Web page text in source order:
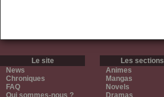
Le site
News
Chroniques
FAQ
Qui sommes-nous ?
Les sections
Animes
Mangas
Novels
Dramas